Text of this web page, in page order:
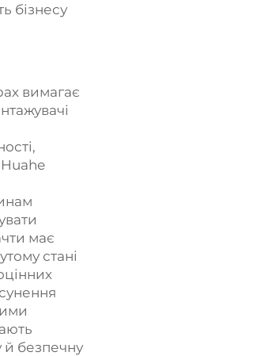
бізнесу
вимагає
Huahe
має
стані
й безпечну